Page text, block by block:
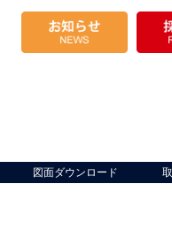
図面ダウンロード